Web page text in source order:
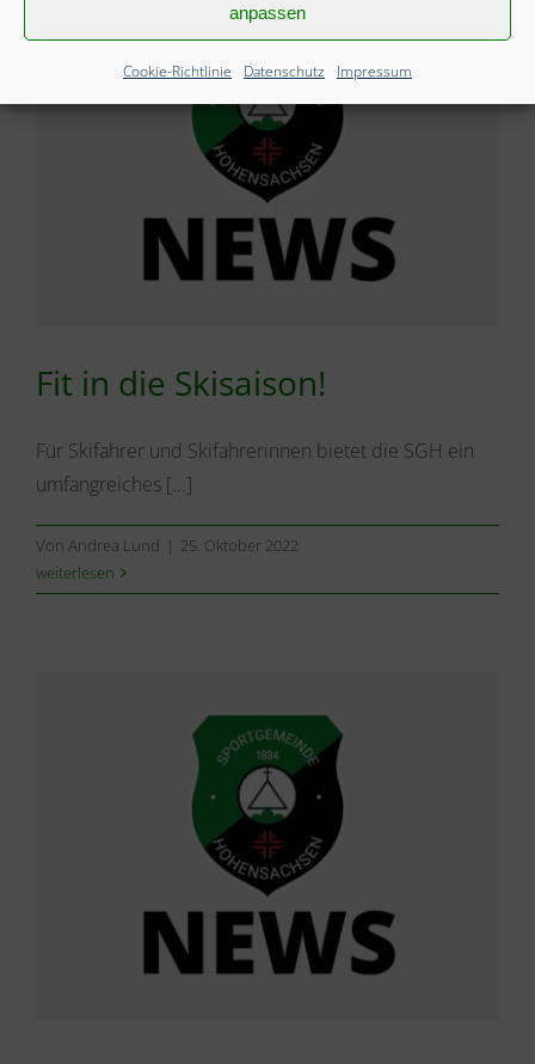
anpassen
Cookie-Richtlinie Datenschutz Impressum
Fit in die Skisaison!
Für Skifahrer und Skifahrerinnen bietet die SGH ein
umfangreiches [...]
Von Andrea Lund | 25. Oktober 2022
weiterlesen